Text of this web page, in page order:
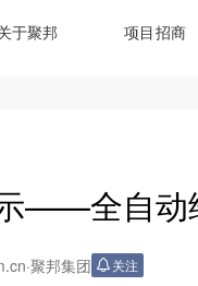
于聚邦 项目招商
——全自动
·聚邦集团 关注